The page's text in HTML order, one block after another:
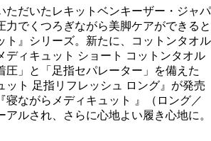
だいたレキットベンキーザー・ジャパ
力でくつろぎながら美脚ケアができると
ト』シリーズ。新たに、コットンタオル
ディキュット ショート コットンタオル
圧」と「足指セパレーター」を備えた
ット 足指リフレッシュ ロング』が発売
寝ながらメディキュット 』（ロング／
アルされ、さらに心地よい履き心地に。